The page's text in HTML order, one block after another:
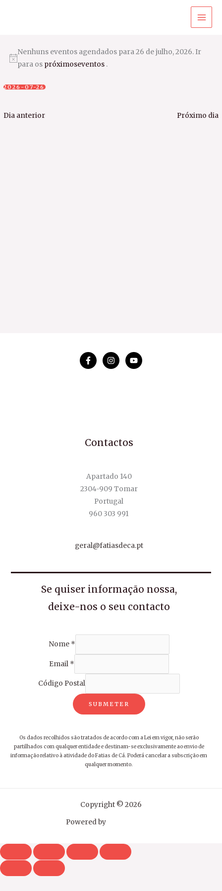
Nenhuns eventos agendados para 26 de julho, 2026. Ir
para os próximoseventos .
2026-07-26
data.
Dia anterior Próximo dia
Contactos
Apartado 140
2304-909 Tomar
Portugal
960 303 991
geral@fatiasdeca.pt
Se quiser informação nossa,
deixe-nos o seu contacto
Nome *
Email *
Código Postal
SUBMETER
Os dados recolhidos são tratados de acordo com a Lei em vigor, não serão
partilhados com qualquer entidade e destinam-se exclusivamente ao envio de
informação relativo à atividade do Fatias de Cá. Poderá cancelar a subscrição em
qualquer momento.
Copyright © 2026
Powered by